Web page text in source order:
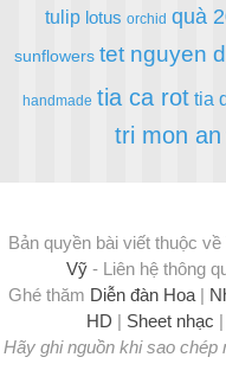
tulip lotus orchid quà
sunflowers tet nguyen
handmade tia ca rot tia
tri mon an
Bản quyền bài viết thuộc về
Vỹ - Liên hệ thông
Ghé thăm Diễn đàn Hoa|
HD | Sheet nhạc |
Hãy ghi nguồn khi sao